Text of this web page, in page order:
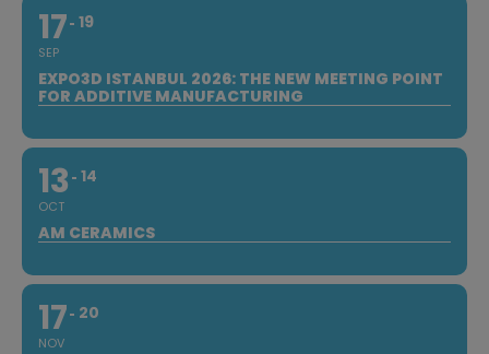
17
SEP
19
EXPO3D ISTANBUL 2026: THE NEW MEETING POINT
FOR ADDITIVE MANUFACTURING
13
OCT
14
AM CERAMICS
17
NOV
20